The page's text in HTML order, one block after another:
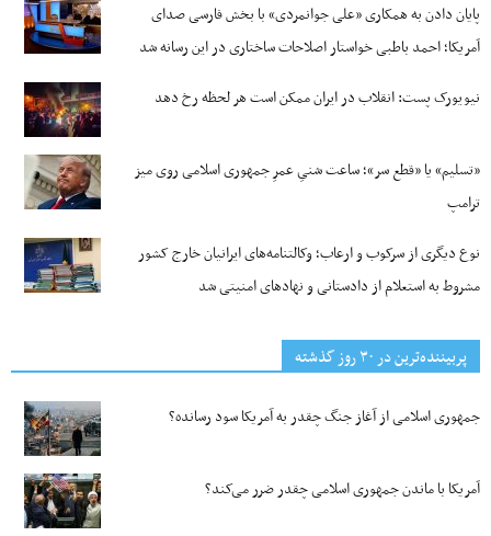
پایان دادن به همکاری «علی جوانمردی» با بخش فارسی صدای
آمریکا؛ احمد باطبی خواستار اصلاحات ساختاری در این رسانه شد
نیویورک پست: انقلاب در ایران ممکن است هر لحظه رخ دهد
«تسلیم» یا «قطع سر»؛ ساعت شنیِ عمرِ جمهوری اسلامی روی میز
ترامپ
نوع دیگری از سرکوب و ارعاب؛ وکالتنامه‌های ایرانیان خارج کشور
مشروط به استعلام از دادستانی و نهادهای امنیتی شد
پربیننده‌ترین‌ در ۳۰ روز گذشته
جمهوری اسلامی از آغاز جنگ چقدر به آمریکا سود رسانده؟
آمریکا با ماندن جمهوری اسلامی چقدر ضرر می‌کند؟